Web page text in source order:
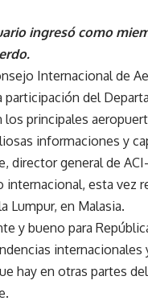
ingresó como
Internacional de
participación del
principales
informaciones y
director general de
internacional, esta vez
Lumpur, en Malasia.
y bueno para
hay en otras partes